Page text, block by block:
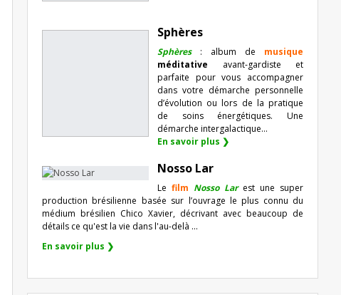
Sphères
Sphères: album de musique
méditative avant-gardiste et
parfaite pour vous accompagner
dans votre démarche personnelle
d’évolution ou lors de la pratique
de soins énergétiques. Une
démarche intergalactique...
En savoir plus ❯
Nosso Lar
Le film Nosso Lar est une super
production brésilienne basée sur l’ouvrage le plus connu du
médium brésilien Chico Xavier, décrivant avec beaucoup de
détails ce qu'est la vie dans l'au-delà ...
En savoir plus ❯